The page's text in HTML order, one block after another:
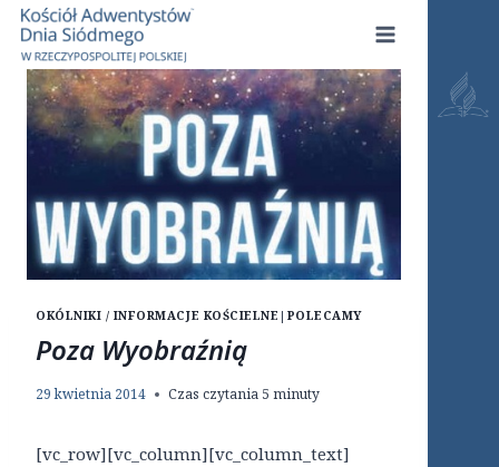
Przejdź
treści
OKÓLNIKI / INFORMACJE KOŚCIELNE | POLECAMY
Poza Wyobraźnią
29 kwietnia 2014 Czas czytania 5 minuty
[vc_row][vc_column][vc_column_text]